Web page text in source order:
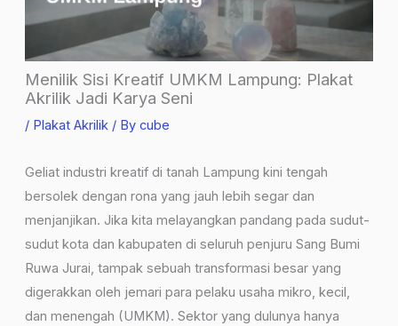
Menilik Sisi Kreatif UMKM Lampung: Plakat
Akrilik Jadi Karya Seni
/ Plakat Akrilik / By cube
Geliat industri kreatif di tanah Lampung kini tengah
bersolek dengan rona yang jauh lebih segar dan
menjanjikan. Jika kita melayangkan pandang pada sudut-
sudut kota dan kabupaten di seluruh penjuru Sang Bumi
Ruwa Jurai, tampak sebuah transformasi besar yang
digerakkan oleh jemari para pelaku usaha mikro, kecil,
dan menengah (UMKM). Sektor yang dulunya hanya